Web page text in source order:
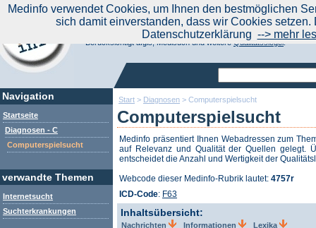
Start > Diagnosen > Computerspielsucht
Computerspielsucht
Medinfo präsentiert Ihnen Webadressen zum
auf Relevanz und Qualität der Quellen gelegt.
entscheidet die Anzahl und Wertigkeit der
Webcode dieser Medinfo-Rubrik lautet: 4757r
ICD-Code: F63
Inhaltsübersicht:
Nachrichten Informationen Lexika
Navigation
Startseite
Diagnosen - C
Computerspielsucht
verwandte Themen
Internetsucht
Suchterkrankungen
Aktuelle Nachrichten|
Suchen Sie noch oder Finden Sie schon?
Medinfo.de - Meta-Portal für Gesundheitsthemen
Berücksichtigt afgis, Medisuch und weitereQualitätssiegel.
Medinfo verwendet Cookies, um Ihnen den bestmöglichen
sich damit einverstanden, dass wir Cookies
Datenschutzerklärung --> mehr